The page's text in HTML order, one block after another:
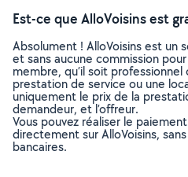
Est-ce que AlloVoisins est
Absolument ! AlloVoisins est un
et sans aucune commission
membre, qu’il soit
prestation de service ou une
uniquement le prix de la
demandeur, et l’offreur.
Vous pouvez réaliser le
directement sur AlloVoisins,
bancaires.